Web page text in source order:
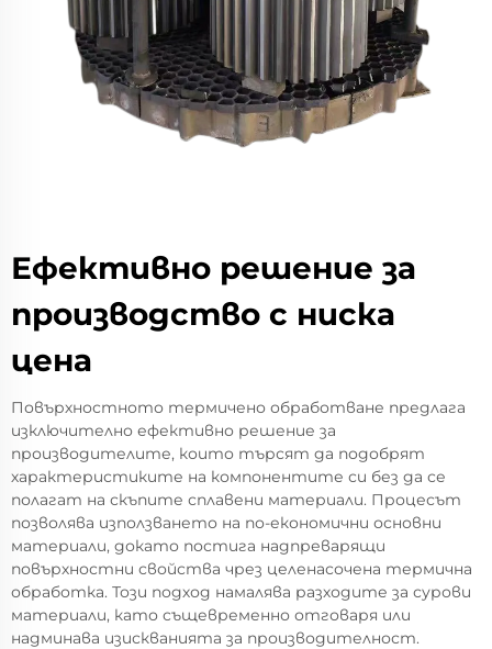
Ефективно решение за
производство с ниска
цена
Повърхностното термичено обработване предлага
изключително ефективно решение за
производителите, които търсят да подобрят
характеристиките на компонентите си без да се
полагат на скъпите сплавени материали. Процесът
позволява използването на по-економични основни
материали, докато постига надпреварящи
повърхностни свойства чрез целенасочена термична
обработка. Този подход намалява разходите за сурови
материали, като същевременно отговаря или
надминава изискванията за производителност.